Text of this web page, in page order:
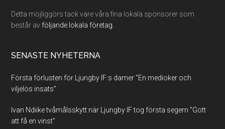
Detta möjliggörs tack vare våra fina lokala sponsorer som
består av följande lokala företag.
SENASTE NYHETERNA
Första förlusten för Ljungby IF:s damer ”En medioker och
viljelös insats”
Ivan Ndiike tvåmålsskytt när Ljungby IF tog första segern ”Gott
att få en vinst”